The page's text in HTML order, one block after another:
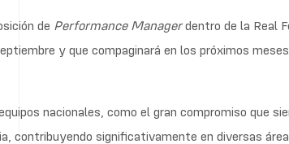
de Performance Managerdentro de la Real
y que compaginará en los próximos
nacionales, como el gran compromiso que
contribuyendo significativamente en diversas